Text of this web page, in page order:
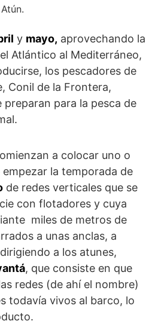
y mayo, aprovechando la
Atlántico al Mediterráneo,
los pescadores de
Conil de la Frontera,
para la pesca de
a colocar uno o
la temporada de
de redes verticales que se
con flotadores y cuya
miles de metros de
a unas anclas, a
a los atunes,
, que consiste en que
redes (de ahí el nombre)
todavía vivos al barco, lo